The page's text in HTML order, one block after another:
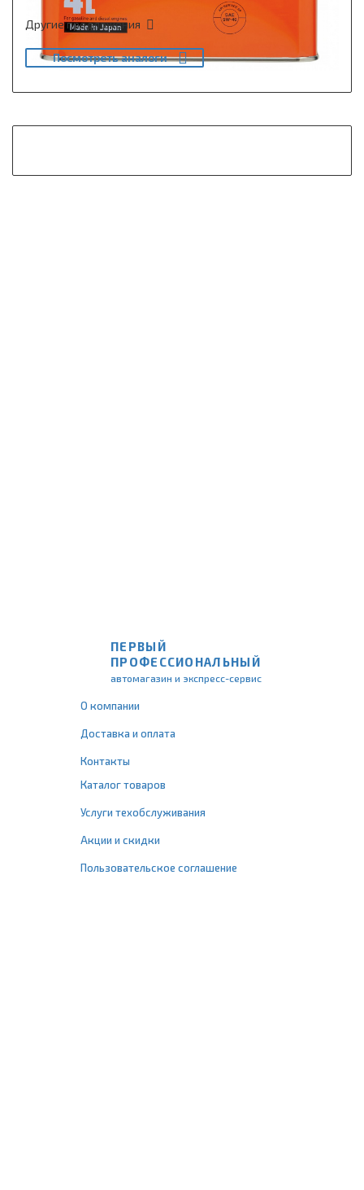
Другие предложения
Посмотреть аналоги
ПЕРВЫЙ
ПРОФЕССИОНАЛЬНЫЙ
автомагазин и экспресс-сервис
О компании
Доставка и оплата
Контакты
Каталог товаров
Услуги техобслуживания
Акции и скидки
Пользовательское соглашение